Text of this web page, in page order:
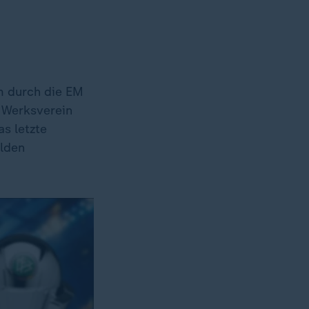
durch die EM
letzte